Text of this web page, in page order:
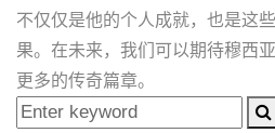
不仅仅是他的个人成就，也是这
果。在未来，我们可以期待穆西
更多的传奇篇章。